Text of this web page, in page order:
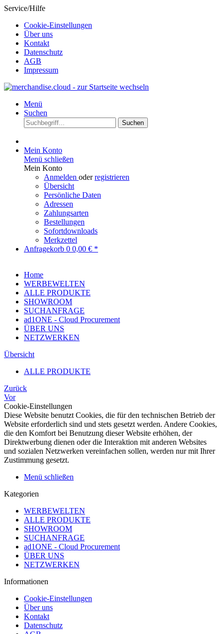
Service/Hilfe
Cookie-Einstellungen
Über uns
Kontakt
Datenschutz
AGB
Impressum
Menü
Suchen
Suchen
Mein Konto
Menü schließen
Mein Konto
Anmelden oderregistrieren
Übersicht
Persönliche Daten
Adressen
Zahlungsarten
Bestellungen
Sofortdownloads
Merkzettel
Anfragekorb 0 0,00 € *
Home
WERBEWELTEN
ALLE PRODUKTE
SHOWROOM
SUCHANFRAGE
ad1ONE - Cloud Procurement
ÜBER UNS
NETZWERKEN
Übersicht
ALLE PRODUKTE
Zurück
Vor
Cookie-Einstellungen
Diese Website benutzt Cookies, die für den technischen Betrieb der
Website erforderlich sind und stets gesetzt werden. Andere Cookies,
die den Komfort bei Benutzung dieser Website erhöhen, der
Direktwerbung dienen oder die Interaktion mit anderen Websites
und sozialen Netzwerken vereinfachen sollen, werden nur mit Ihrer
Zustimmung gesetzt.
Menü schließen
Kategorien
WERBEWELTEN
ALLE PRODUKTE
SHOWROOM
SUCHANFRAGE
ad1ONE - Cloud Procurement
ÜBER UNS
NETZWERKEN
Informationen
Cookie-Einstellungen
Über uns
Kontakt
Datenschutz